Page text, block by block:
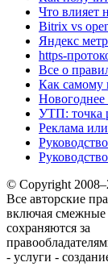
Что влияет
Bitrix vs
Яндекс
https-
Все о
Как самому
Новогоднее
УТП: точка
Реклама
© Copyright
Все авторские
включая смежные
сохраняются за
- услуги -